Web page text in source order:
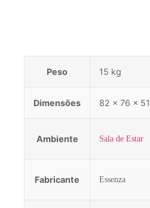
Peso 15 kg
Dimensões 82 × 76 ×
Ambiente Sala de Estar
Fabricante Essenza